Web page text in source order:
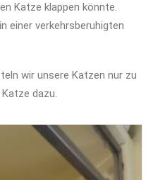
Katze klappen könnte.
einer verkehrsberuhigten
wir unsere Katzen nur zu
dazu.